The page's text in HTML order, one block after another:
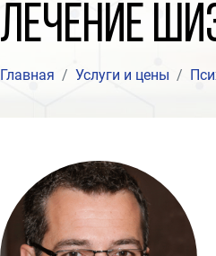
Лечение
Главная Услуги и цены